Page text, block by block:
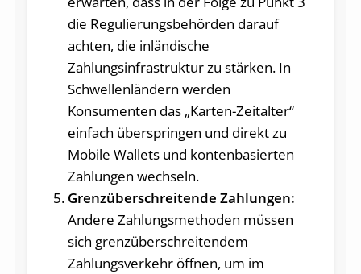
die Regulierungsbehörden darauf
achten, die inländische
Zahlungsinfrastruktur zu stärken. In
Schwellenländern werden
Konsumenten das „Karten-Zeitalter“
einfach überspringen und direkt zu
Mobile Wallets und kontenbasierten
Zahlungen wechseln.
Grenzüberschreitende Zahlungen:
Andere Zahlungsmethoden müssen
sich grenzüberschreitendem
Zahlungsverkehr öffnen, um im